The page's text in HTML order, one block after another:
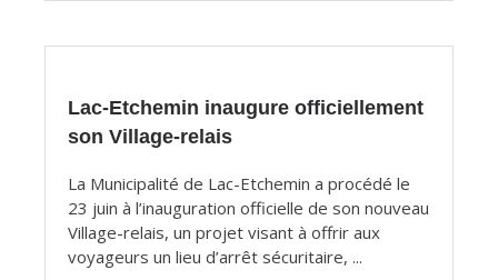
Lac-Etchemin inaugure officiellement
son Village-relais
La Municipalité de Lac-Etchemin a procédé le
23 juin à l’inauguration officielle de son nouveau
Village-relais, un projet visant à offrir aux
voyageurs un lieu d’arrêt sécuritaire, ...